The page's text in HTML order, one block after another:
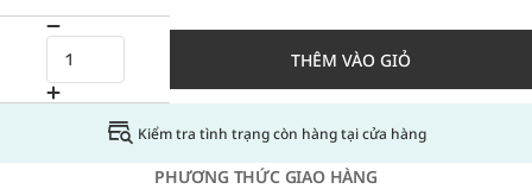
THÊM VÀO GIỎ
Kiểm tra tình trạng còn hàng tại cửa hàng
PHƯƠNG THỨC GIAO HÀNG